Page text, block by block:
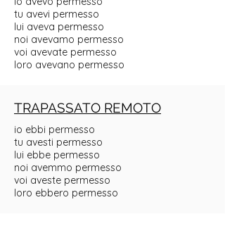
tu avevi permesso
lui aveva permesso
noi avevamo permesso
voi avevate permesso
loro avevano permesso
TRAPASSATO REMOTO
io ebbi permesso
tu avesti permesso
lui ebbe permesso
noi avemmo permesso
voi aveste permesso
loro ebbero permesso